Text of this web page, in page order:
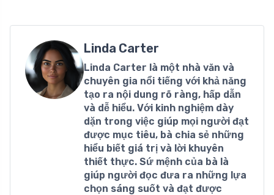
Linda Carter
Linda Carter là một nhà văn và
chuyên gia nổi tiếng với khả năng
tạo ra nội dung rõ ràng, hấp dẫn
và dễ hiểu. Với kinh nghiệm dày
dặn trong việc giúp mọi người đạt
được mục tiêu, bà chia sẻ những
hiểu biết giá trị và lời khuyên
thiết thực. Sứ mệnh của bà là
giúp người đọc đưa ra những lựa
chọn sáng suốt và đạt được